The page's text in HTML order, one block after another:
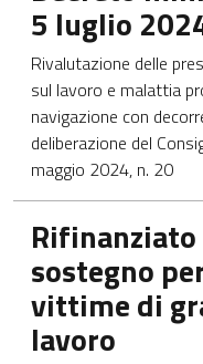
5 luglio
Rivalutazione delle
sul lavoro e malattia
navigazione con
deliberazione del
maggio 2024, n. 20
sostegno
vittime di
lavoro